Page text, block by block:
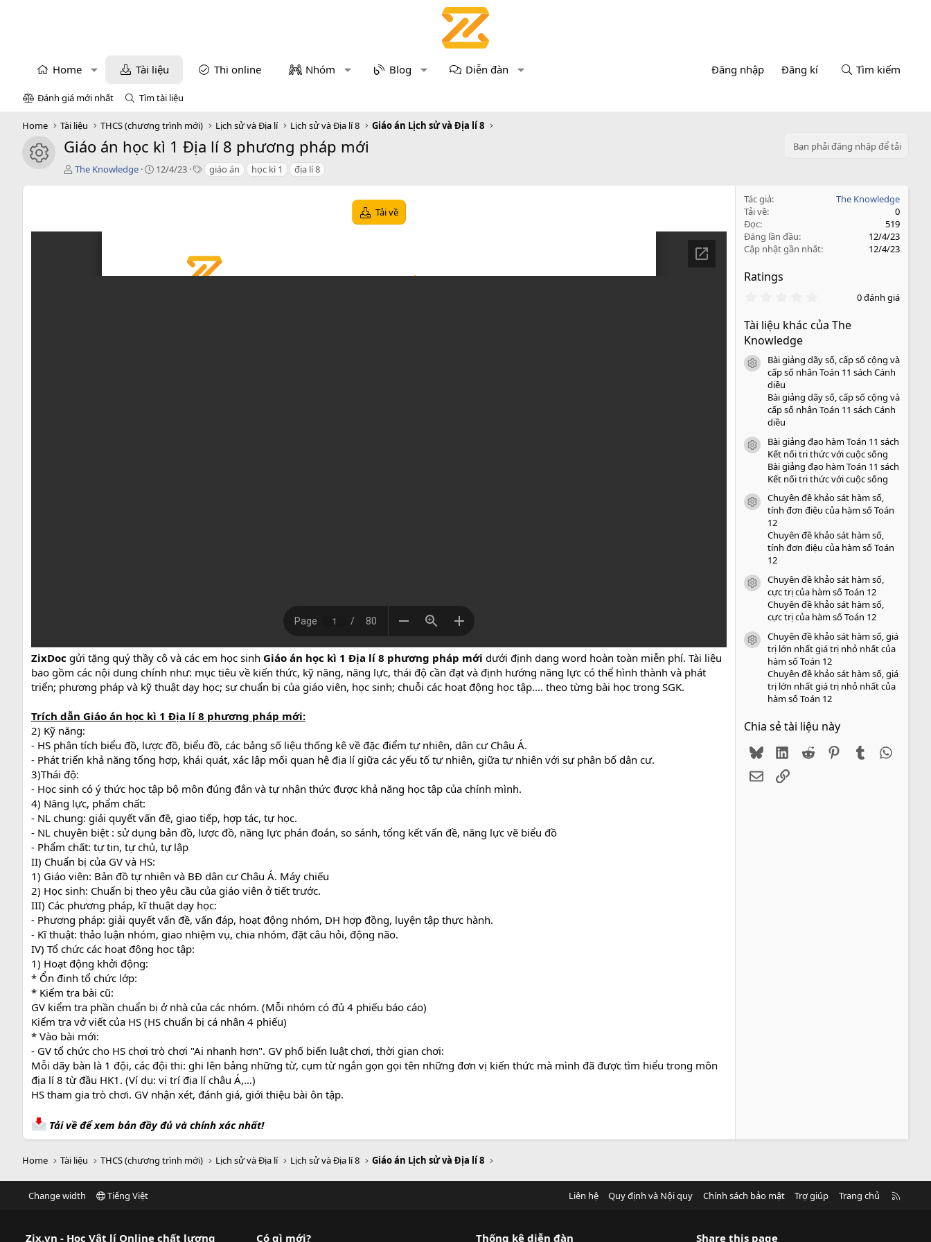
Home Tài liệu Thi online Nhóm Blog Diễn đàn Đăng nhập Đăng kí Tìm kiếm
Đánh giá mới nhất Tìm tài liệu
Home Tài liệu THCS (chương trình mới) Lịch sử và Địa lí Lịch sử và Địa lí 8 Giáo án Lịch sử và Địa lí 8
icon tài liệu
Giáo án học kì 1 Địa lí 8 phương pháp mới
Bạn phải đăng nhập để tải
T
ả
The Knowledge
C12/4/23
T giáo án học kì 1 địa lí 8
Tải về
ZixDoc gửi tặng quý thầy cô và các em học sinh Giáo án học kì 1 Địa lí 8 phương pháp mới dưới định dạng word hoàn toàn miễn phí. Tài liệu
bao gồm các nội dung chính như: mục tiêu về kiến thức, kỹ năng, năng lực, thái độ cần đạt và định hướng năng lực có thể hình thành và phát
triển; phương pháp và kỹ thuật dạy học; sự chuẩn bị của giáo viên, học sinh; chuỗi các hoạt động học tập.... theo từng bài học trong SGK.
Trích dẫn Giáo án học kì 1 Địa lí 8 phương pháp mới:
2) Kỹ năng:
- HS phân tích biểu đồ, lược đồ, biểu đồ, các bảng số liệu thống kê về đặc điểm tự nhiên, dân cư Châu Á.
- Phát triển khả năng tổng hợp, khái quát, xác lập mối quan hệ địa lí giữa các yếu tố tự nhiên, giữa tự nhiên với sự phân bố dân cư.
3)Thái độ:
- Học sinh có ý thức học tập bộ môn đúng đắn và tự nhận thức được khả năng học tập của chính mình.
4) Năng lực, phẩm chất:
- NL chung: giải quyết vấn đề, giao tiếp, hợp tác, tự học.
- NL chuyên biệt : sử dụng bản đồ, lược đồ, năng lực phán đoán, so sánh, tổng kết vấn đề, năng lực vẽ biểu đồ
- Phẩm chất: tự tin, tự chủ, tự lập
II) Chuẩn bị của GV và HS:
1) Giáo viên: Bản đồ tự nhiên và BĐ dân cư Châu Á. Máy chiếu
2) Học sinh: Chuẩn bị theo yêu cầu của giáo viên ở tiết trước.
III) Các phương pháp, kĩ thuật dạy học:
- Phương pháp: giải quyết vấn đề, vấn đáp, hoạt động nhóm, DH hợp đồng, luyện tập thực hành.
- Kĩ thuật: thảo luận nhóm, giao nhiệm vụ, chia nhóm, đặt câu hỏi, động não.
IV) Tổ chức các hoạt động học tập:
1) Hoạt động khởi động:
* Ổn đinh tổ chức lớp:
* Kiểm tra bài cũ:
GV kiểm tra phần chuẩn bị ở nhà của các nhóm. (Mỗi nhóm có đủ 4 phiếu báo cáo)
Kiểm tra vở viết của HS (HS chuẩn bị cá nhân 4 phiếu)
* Vào bài mới:
- GV tổ chức cho HS chơi trò chơi "Ai nhanh hơn". GV phố biến luật chơi, thời gian chơi:
Mỗi dãy bàn là 1 đội, các đội thi: ghi lên bảng những từ, cụm từ ngắn gọn gọi tên những đơn vị kiến thức mà mình đã được tìm hiểu trong môn
địa lí 8 từ đầu HK1. (Ví dụ: vị trí địa lí châu Á,…)
HS tham gia trò chơi. GV nhận xét, đánh giá, giới thiệu bài ôn tập.
Tải về để xem bản đầy đủ và chính xác nhất!
Tác giả
The Knowledge
Tải về
0
Đọc
519
Đăng lần đầu
12/4/23
Cập nhật gần nhất
12/4/23
Ratings
0
0
o
0 đánh giá
Tài liệu khác của The
Knowledge
icon tài liệu
Bài giảng dãy số, cấp số cộng và
cấp số nhân Toán 11 sách Cánh
diều
Bài giảng dãy số, cấp số cộng và
cấp số nhân Toán 11 sách Cánh
diều
icon tài liệu
Bài giảng đạo hàm Toán 11 sách
Kết nối tri thức với cuộc sống
Bài giảng đạo hàm Toán 11 sách
Kết nối tri thức với cuộc sống
icon tài liệu
Chuyên đề khảo sát hàm số,
tính đơn điệu của hàm số Toán
12
Chuyên đề khảo sát hàm số,
tính đơn điệu của hàm số Toán
12
icon tài liệu
Chuyên đề khảo sát hàm số,
cực trị của hàm số Toán 12
Chuyên đề khảo sát hàm số,
cực trị của hàm số Toán 12
icon tài liệu
Chuyên đề khảo sát hàm số, giá
trị lớn nhất giá trị nhỏ nhất của
hàm số Toán 12
Chuyên đề khảo sát hàm số, giá
trị lớn nhất giá trị nhỏ nhất của
hàm số Toán 12
Chia sẻ tài liệu này
BlueskyLinkedIn
Reddit PinterestTumblr
EmailLink
Home Tài liệu THCS (chương trình mới) Lịch sử và Địa lí Lịch sử và Địa lí 8 Giáo án Lịch sử và Địa lí 8
Change width Tiếng Việt Liên hệ Quy định và Nội quy Chính sách bảo mật Trợ giúp Trang chủ
Zix.vn - Học Vật lí Online chất lượng Có gì mới? Thống kê diễn đàn Share this page